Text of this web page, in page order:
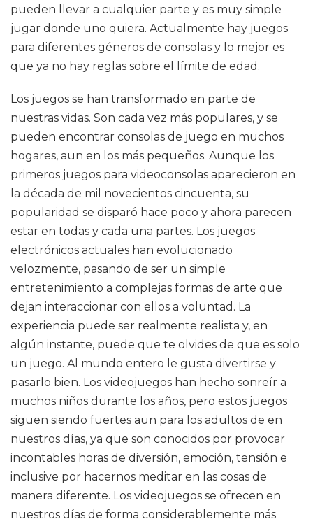
pueden llevar a cualquier parte y es muy simple
jugar donde uno quiera. Actualmente hay juegos
para diferentes géneros de consolas y lo mejor es
que ya no hay reglas sobre el límite de edad.
Los juegos se han transformado en parte de
nuestras vidas. Son cada vez más populares, y se
pueden encontrar consolas de juego en muchos
hogares, aun en los más pequeños. Aunque los
primeros juegos para videoconsolas aparecieron en
la década de mil novecientos cincuenta, su
popularidad se disparó hace poco y ahora parecen
estar en todas y cada una partes. Los juegos
electrónicos actuales han evolucionado
velozmente, pasando de ser un simple
entretenimiento a complejas formas de arte que
dejan interaccionar con ellos a voluntad. La
experiencia puede ser realmente realista y, en
algún instante, puede que te olvides de que es solo
un juego. Al mundo entero le gusta divertirse y
pasarlo bien. Los videojuegos han hecho sonreír a
muchos niños durante los años, pero estos juegos
siguen siendo fuertes aun para los adultos de en
nuestros días, ya que son conocidos por provocar
incontables horas de diversión, emoción, tensión e
inclusive por hacernos meditar en las cosas de
manera diferente. Los videojuegos se ofrecen en
nuestros días de forma considerablemente más